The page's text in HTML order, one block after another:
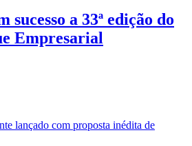
sucesso a 33ª edição do
Empresarial